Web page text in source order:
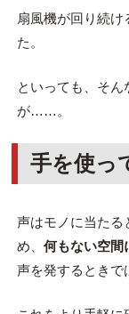
扇風機が回り続
た。
といっても、そ
が……。
手を使っ
声はモノに当たる
め、 何もない空間
声を発するときで